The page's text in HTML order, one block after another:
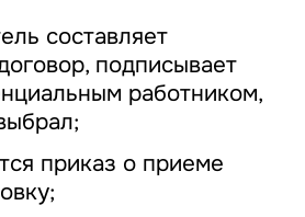
составляет
подписывает
работником,
приказ о приеме